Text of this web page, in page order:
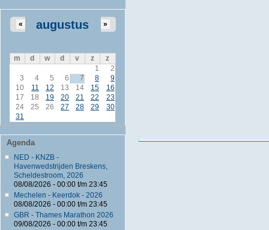
augustus
« »
m d w d v z
z
1
2
3
4 5 6 7 8
9
10
11 12 13 14 15
16
17
18 19 20 21 22
23
24
25 26 27 28 29
30
31
Agenda
NED - KNZB -
Havenwedstrijden Breskens,
Scheldestroom, 2026
08/08/2026 - 00:00t/m 23:45
Mechelen - Keerdok - 2026
08/08/2026 - 00:00t/m 23:45
GBR - Thames Marathon 2026
09/08/2026 - 00:00t/m 23:45